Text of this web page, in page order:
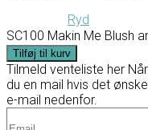
Ryd
SC100 Makin Me Blush
Tilføj til kurv
Tilmeld venteliste her
du en mail hvis det
e-mail nedenfor.